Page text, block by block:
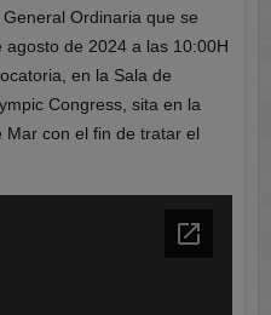
Ordinaria que se
de 2024 a las 10:00H
en la Sala de
Congress, sita en la
Mar con el fin de tratar el